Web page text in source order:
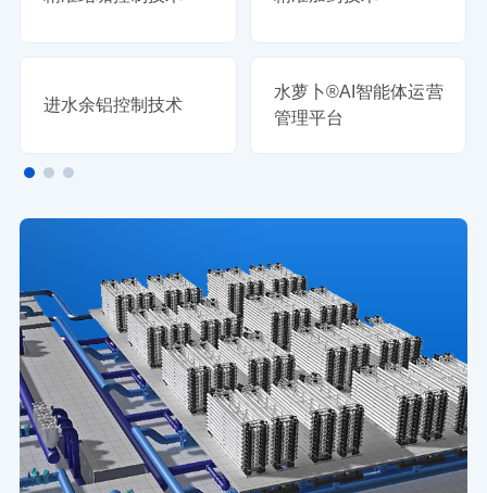
进水余铝控制技术
水萝卜®AI智能体运营
管理平台